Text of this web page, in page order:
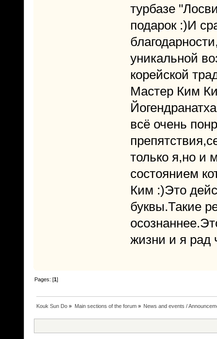
турбазе
подарок :)И
уникальной
корейской
Мастер Ким
всё очень
только я,но и
состоянием
Ким :)Это
буквы.Такие
жизни и я рад
Pages: [1]
Kouk Sun Do » Main sections of the forum» News and events /